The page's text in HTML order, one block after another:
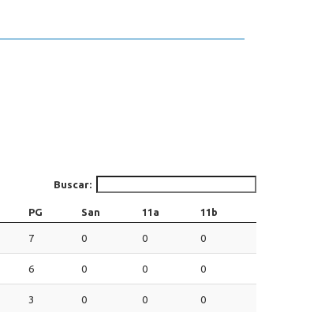
Buscar:
PG San 11a 11b
7 0 0 0
6 0 0 0
3 0 0 0